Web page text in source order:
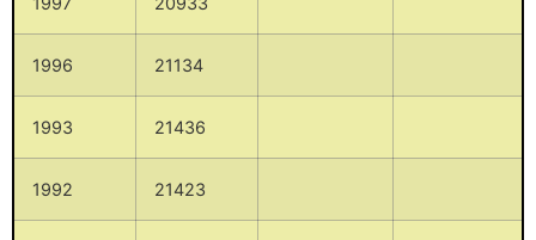
1996 21134
1993 21436
1992 21423